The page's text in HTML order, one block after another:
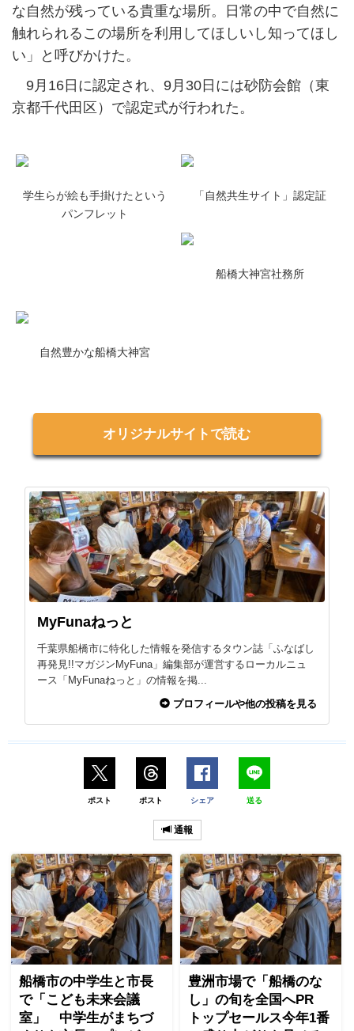
な自然が残っている貴重な場所。日常の中で自然に
触れられるこの場所を利用してほしいし知ってほし
い」と呼びかけた。
9月16日に認定され、9月30日には砂防会館（東
京都千代田区）で認定式が行われた。
学生らが絵も手掛けたという
パンフレット
「自然共生サイト」認定証
船橋大神宮社務所
自然豊かな船橋大神宮
オリジナルサイトで読む
MyFunaねっと
千葉県船橋市に特化した情報を発信するタウン誌「ふなばし
再発見!!マガジンMyFuna」編集部が運営するローカルニュ
ース「MyFunaねっと」の情報を掲...
プロフィールや他の投稿を見る
ポスト ポスト シェア 送る
通報
船橋市の中学生と市長
で「こども未来会議
室」 中学生がまちづ
豊洲市場で「船橋のな
し」の旬を全国へPR
トップセールス今年1番